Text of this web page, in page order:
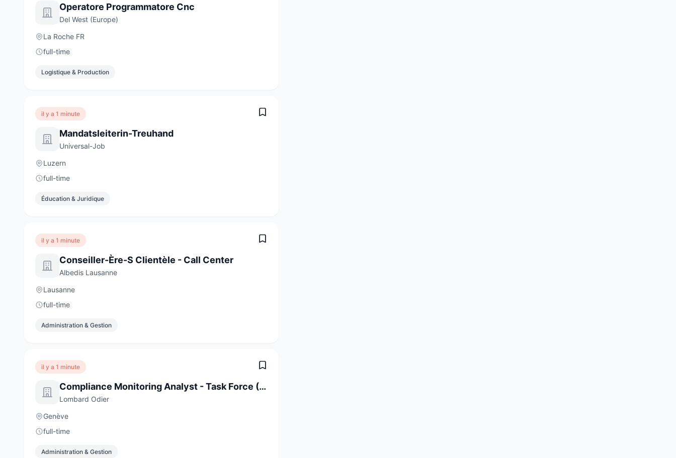
Operatore Programmatore Cnc
Del West (Europe)
La Roche FR
full-time
Logistique & Production
il y a 1 minute
Mandatsleiterin-Treuhand
Universal-Job
Luzern
full-time
Éducation & Juridique
il y a 1 minute
Conseiller-Ère-S Clientèle - Call Center
Albedis Lausanne
Lausanne
full-time
Administration & Gestion
il y a 1 minute
Compliance Monitoring Analyst - Task Force (6-Month Contract)
Lombard Odier
Genève
full-time
Administration & Gestion